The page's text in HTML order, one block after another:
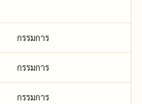
กรรมการ
กรรมการ
กรรมการ